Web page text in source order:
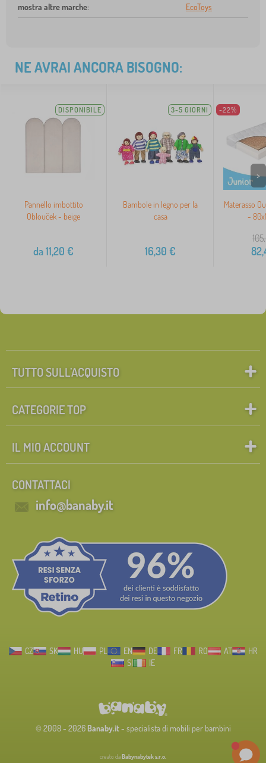
mostra altre marche: EcoToys
NE AVRAI ANCORA BISOGNO:
DISPONIBILE
Pannello imbottito
Oblouček - beige
da11,20 €
3-5 GIORNI
Bambole in legno per la
casa
16,30 €
-22%
Materasso
-
>
TUTTO SULL’ACQUISTO
CATEGORIE TOP
IL MIO ACCOUNT
CONTATTACI
info@banaby.it
CZ SK HU PL EN DE FR RO AT
HR
SI
IE
© 2008 - 2026 Banaby.it- specialista di mobili per bambini
creato da Babynabytek s.r.o.